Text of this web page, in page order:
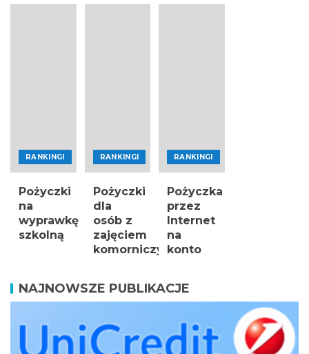
RANKINGI
Pożyczki
na
wyprawkę
szkolną
RANKINGI
Pożyczki
dla
osób z
zajęciem
komorniczym
RANKINGI
Pożyczka
przez
Internet
na
konto
NAJNOWSZE PUBLIKACJE